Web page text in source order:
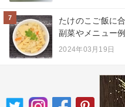
7
たけのこご飯に
副菜やメニュー
2024年03月19日